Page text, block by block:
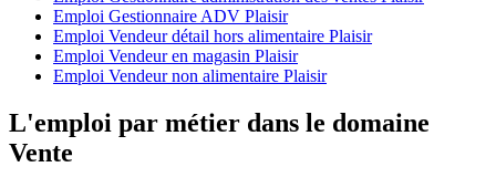
Emploi Gestionnaire ADV Plaisir
Emploi Vendeur détail hors alimentaire Plaisir
Emploi Vendeur en magasin Plaisir
Emploi Vendeur non alimentaire Plaisir
L'emploi par métier dans le domaine
Vente